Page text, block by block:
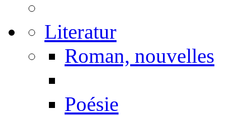
Literatur
Roman, nouvelles
Poésie